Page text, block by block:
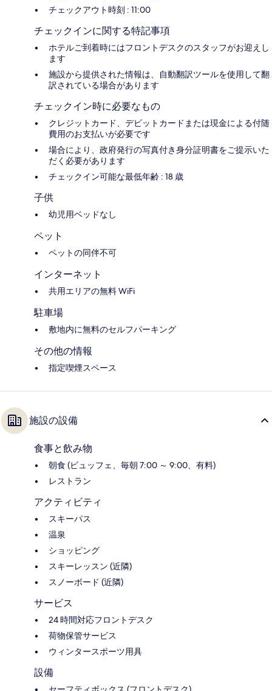
チェックアウト時刻 : 11:00
チェックインに関する特記事項
ホテルご到着時にはフロントデスクのスタッフがお迎えし
ます
施設から提供された情報は、自動翻訳ツールを使用して翻
訳されている場合があります
チェックイン時に必要なもの
クレジットカード、デビットカードまたは現金による付随
費用のお支払いが必要です
場合により、政府発行の写真付き身分証明書をご提示いた
だく必要があります
チェックイン可能な最低年齢 : 18 歳
子供
幼児用ベッドなし
ペット
ペットの同伴不可
インターネット
共用エリアの無料 WiFi
駐車場
敷地内に無料のセルフパーキング
その他の情報
指定喫煙スペース
施設の設備
食事と飲み物
朝食 (ビュッフェ、毎朝 7:00 ～ 9:00、有料)
レストラン
アクティビティ
スキーパス
温泉
ショッピング
スキーレッスン (近隣)
スノーボード (近隣)
サービス
24 時間対応フロントデスク
荷物保管サービス
ウィンタースポーツ用具
設備